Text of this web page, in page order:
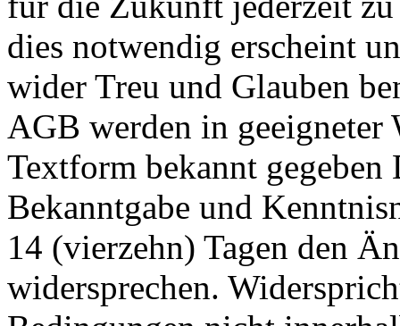
dies notwendig erscheint
wider Treu und Glauben
AGB werden in
Textform bekannt gegeben
Bekanntgabe und
14 (vierzehn) Tagen den
widersprechen.